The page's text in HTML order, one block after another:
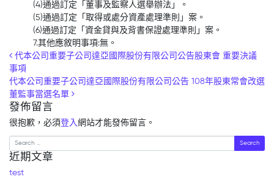
(4)通過訂定「董事及監察人選舉辦法」。
(5)通過訂定「取得或處分資產處理準則」案。
(6)通過訂定「資金貸與及背書保證處理準則」案。
7.其他應敘明事項:無。
Post navigation
代本公司重要子公司達亞國際股份有限公司公告股東會 重要決議
事項
代本公司重要子公司達亞國際股份有限公司公告 108年股東常會改選
董監事當選名單
發佈留言
很抱歉，必須登入網站才能發佈留言。
Search
近期文章
test